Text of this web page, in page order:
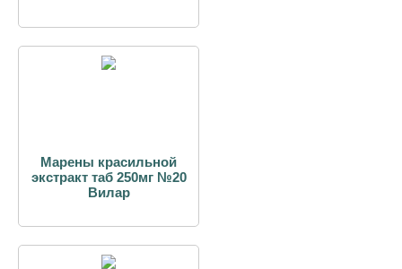
Марены красильной
экстракт таб 250мг №20
Вилар